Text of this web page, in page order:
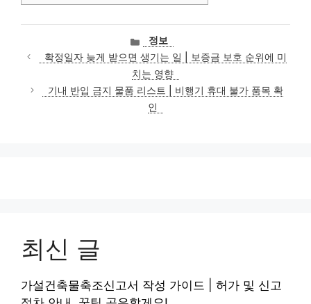
카
테
고
리
정보
확정일자 늦게 받으면 생기는 일 | 보증금 보호 순위에 미
치는 영향
기내 반입 금지 물품 리스트 | 비행기 휴대 불가 품목 확
인
최신 글
가설건축물축조신고서 작성 가이드 | 허가 및 신고